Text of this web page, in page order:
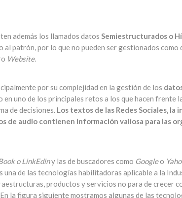
además los llamados datos Semiestructurados o
patrón, por lo que no pueden ser gestionados como
Website.
por su complejidad en la gestión de los
uno de los principales retos a los que hacen frente
de decisiones. Los textos de las Redes Sociales,
de audio contienen información valiosa para las
o LinkEdiny las de buscadores como Googleo
una de las tecnologías habilitadoras aplicable a la
productos y servicios no para de crecer
la figura siguiente mostramos algunas de las